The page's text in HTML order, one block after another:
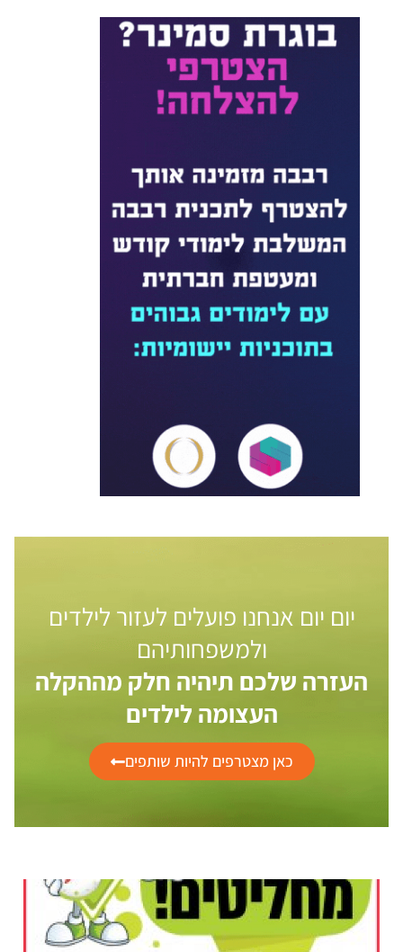
יום יום אנחנו פועלים לעזור לילדים
ולמשפחותיהם
העזרה שלכם תיהיה חלק מההקלה
העצומה לילדים
כאן מצטרפים להיות שותפים